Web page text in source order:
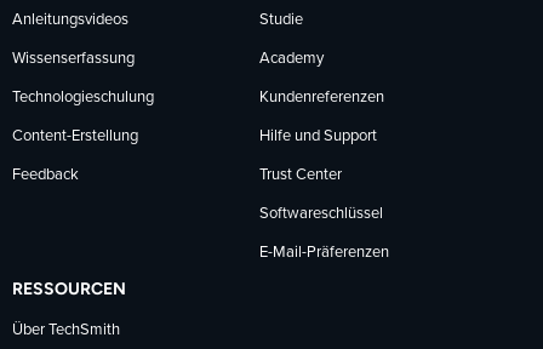
Anleitungsvideos
Wissenserfassung
Technologieschulung
Content-Erstellung
Feedback
Studie
Academy
Kundenreferenzen
Hilfe und Support
Trust Center
Softwareschlüssel
E-Mail-Präferenzen
RESSOURCEN
Über TechSmith